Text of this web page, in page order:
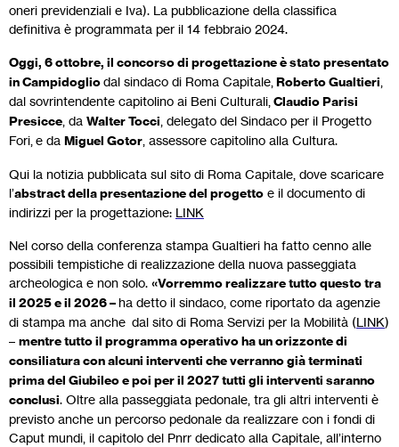
oneri previdenziali e Iva). La pubblicazione della classifica
definitiva è programmata per il 14 febbraio 2024.
Oggi, 6 ottobre, il concorso di progettazione è stato presentato
in Campidogliodal sindaco di Roma Capitale, Roberto Gualtieri
dal sovrintendente capitolino ai Beni Culturali, Claudio Parisi
Presicce , da Walter Tocci , delegato del Sindaco per il Progetto
Fori, e da Miguel Gotor , assessore capitolino alla Cultura.
Qui la notizia pubblicata sul sito di Roma Capitale, dove scaricare
l’abstract della presentazione del progetto e il documento di
indirizzi per la progettazione: LINK
Nel corso della conferenza stampa Gualtieri ha fatto cenno alle
possibili tempistiche di realizzazione della nuova passeggiata
archeologica e non solo. «Vorremmo realizzare tutto questo tra
il 2025 e il 2026 –ha detto il sindaco, come riportato da agenzie
di stampa ma anche dal sito di Roma Servizi per la Mobilità (LINK)
– mentre tutto il programma operativo ha un orizzonte di
consiliatura con alcuni interventi che verranno già terminati
prima del Giubileo e poi per il 2027 tutti gli interventi saranno
conclusi. Oltre alla passeggiata pedonale, tra gli altri interventi è
previsto anche un percorso pedonale da realizzare con i fondi di
Caput mundi, il capitolo del Pnrr dedicato alla Capitale, all’interno